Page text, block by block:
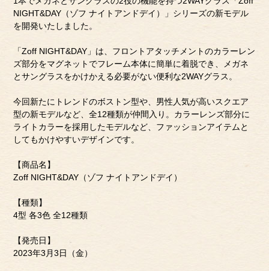
NIGHT&DAY（ゾフ ナイトアンドデイ）」シリーズの新モデル
を開発いたしました。
「Zoff NIGHT&DAY」は、フロントアタッチメントのカラーレン
ズ部分をマグネットでフレーム本体に簡単に着脱でき、メガネ
とサングラスをかけかえる必要がない便利な2WAYグラス。
今回新たにトレンドのボストン型や、男性人気が高いスクエア
型の新モデルなど、全12種類が仲間入り。カラーレンズ部分に
ライトカラーを採用したモデルなど、ファッションアイテムと
してもかけやすいデザインです。
【商品名】
Zoff NIGHT&DAY（ゾフ ナイトアンドデイ）
【種類】
4型 各3色 全12種類
【発売日】
2023年3月3日（金）